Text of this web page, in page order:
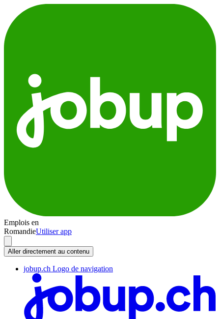
Emplois en
RomandieUtiliser app
Aller directement au contenu
jobup.ch Logo de navigation